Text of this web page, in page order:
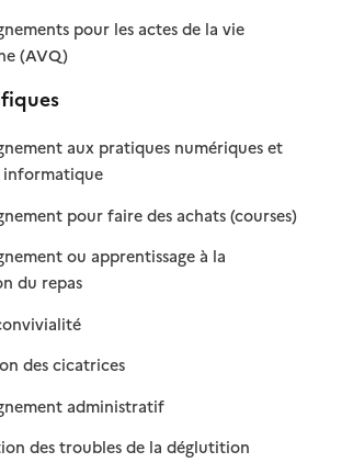
pour les actes de la vie
(AVQ)
: disponible
: non disponible
aux pratiques numériques et
informatique: disponible
: non disponible
pour faire des achats (courses)
:
: non
ou apprentissage à la
du repas
: disponible
: non disponible
: disponible
: non disponible
des cicatrices: disponible
: non disponible
administratif: disponible
: non disponible
des troubles de la déglutition: disponible
: non disponible